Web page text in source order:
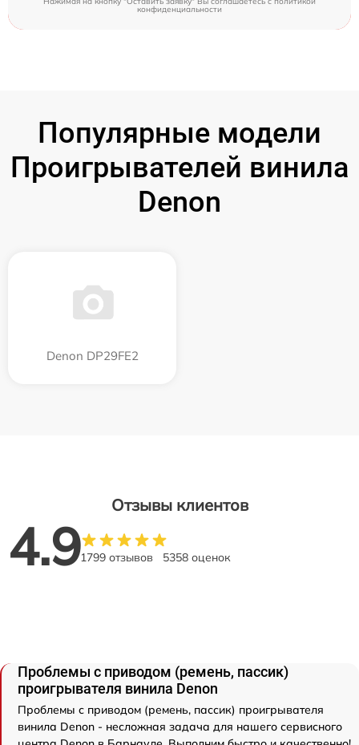
конфиденциальности
Популярные модели
Проигрывателей винила
Denon
Denon DP29FE2
Отзывы клиентов
4.91799 отзывов 5358 оценок
Проблемы с приводом (ремень, пассик)
проигрывателя винила Denon
Проблемы с приводом (ремень, пассик) проигрывателя
винила Denon - несложная задача для нашего сервисного